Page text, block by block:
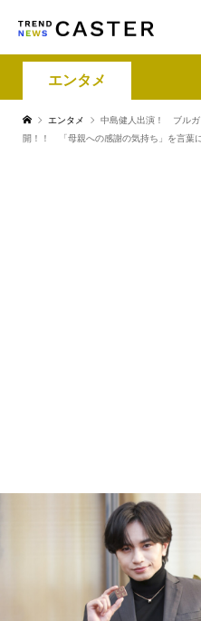
エンタメ
エンタメ
中島健人出演！ ブルガ
開！！ 「母親への感謝の気持ち」を言葉